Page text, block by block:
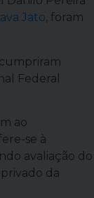
Jato, foram
Federal
ao
se à
avaliação do
da